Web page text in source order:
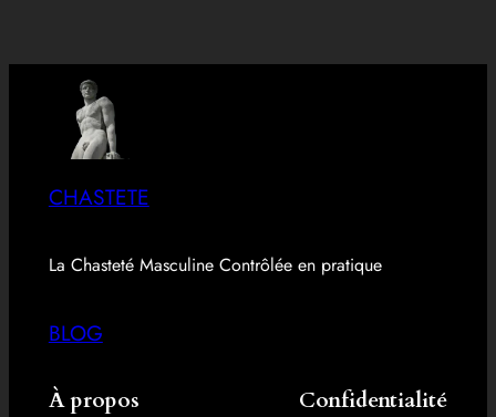
CHASTETE
La Chasteté Masculine Contrôlée en pratique
BLOG
À propos Confidentialité